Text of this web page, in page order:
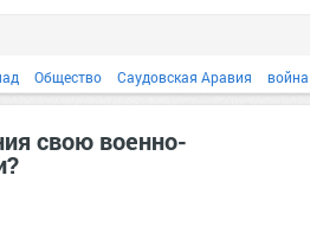
Общество Саудовская Аравия война
свою военно-